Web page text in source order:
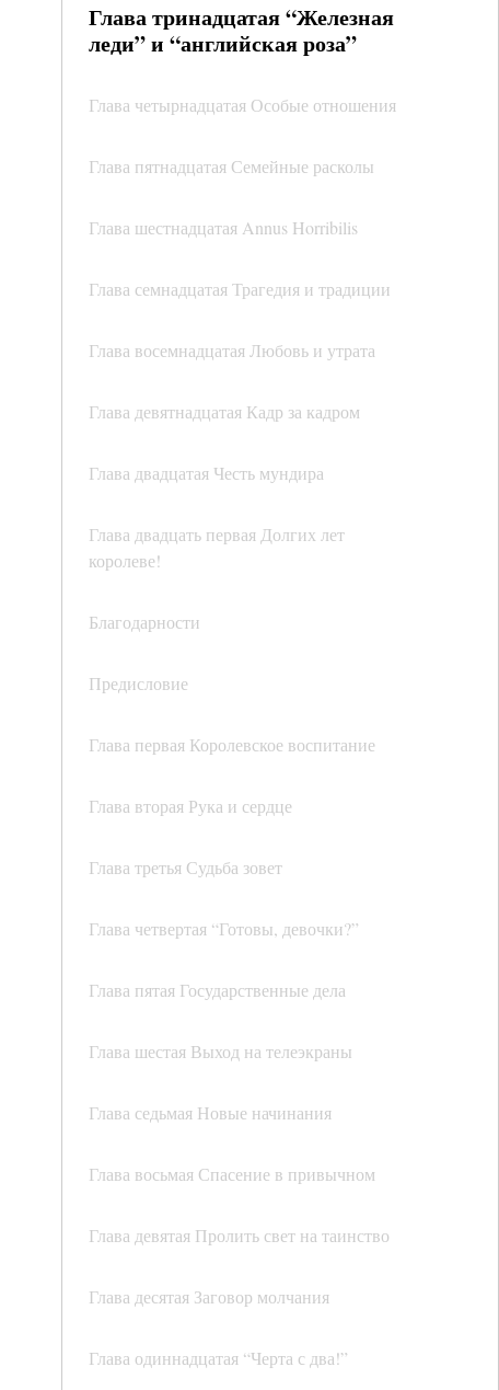
Глава тринадцатая “Железная
леди” и “английская роза”
Глава четырнадцатая Особые отношения
Глава пятнадцатая Семейные расколы
Глава шестнадцатая Annus Horribilis
Глава семнадцатая Трагедия и традиции
Глава восемнадцатая Любовь и утрата
Глава девятнадцатая Кадр за кадром
Глава двадцатая Честь мундира
Глава двадцать первая Долгих лет
королеве!
Благодарности
Предисловие
Глава первая Королевское воспитание
Глава вторая Рука и сердце
Глава третья Судьба зовет
Глава четвертая “Готовы, девочки?”
Глава пятая Государственные дела
Глава шестая Выход на телеэкраны
Глава седьмая Новые начинания
Глава восьмая Спасение в привычном
Глава девятая Пролить свет на таинство
Глава десятая Заговор молчания
Глава одиннадцатая “Черта с два!”